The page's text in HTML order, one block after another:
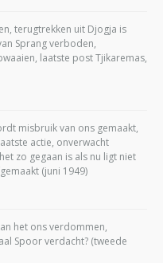
terugtrekken uit Djogja is
Sprang verboden,
laatste post Tjikaremas,
misbruik van ons gemaakt,
actie, onverwacht
zo gegaan is als nu ligt niet
(juni 1949)
het ons verdommen,
Spoor verdacht? (tweede